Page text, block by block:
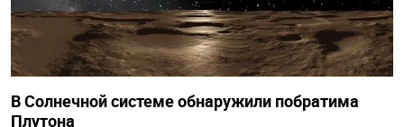
В Солнечной системе обнаружили побратима
Плутона